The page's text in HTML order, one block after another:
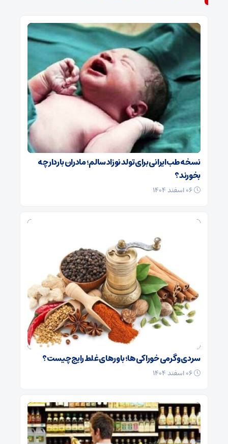
نسخه طب ایرانی برای تولد نوزاد سالم؛ مادران باردار چه
بخورند؟
سردی و گرمی خوراکی‌ها؛ باورهای غلط رایج چیست؟